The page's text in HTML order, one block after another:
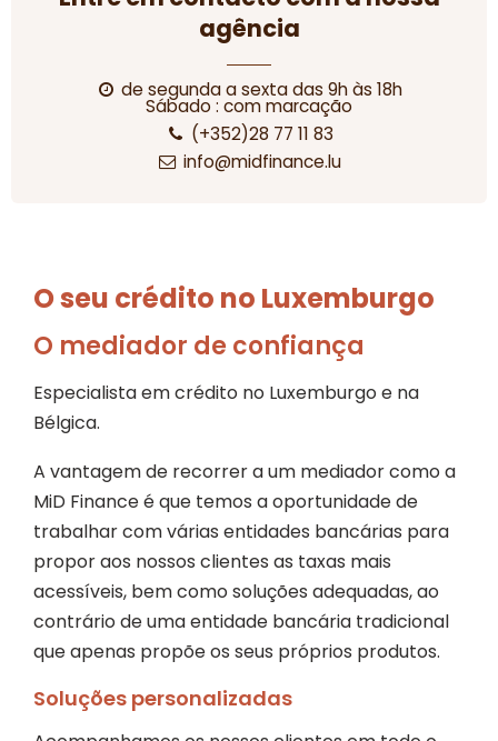
agência
de segunda a sexta das 9h às 18h
Sábado : com marcação
(+352)28 77 11 83
info@midfinance.lu
O seu crédito no Luxemburgo
O mediador de confiança
Especialista em crédito no Luxemburgo e na
Bélgica.
A vantagem de recorrer a um mediador como a
MiD Finance é que temos a oportunidade de
trabalhar com várias entidades bancárias para
propor aos nossos clientes as taxas mais
acessíveis, bem como soluções adequadas, ao
contrário de uma entidade bancária tradicional
que apenas propõe os seus próprios produtos.
Soluções personalizadas